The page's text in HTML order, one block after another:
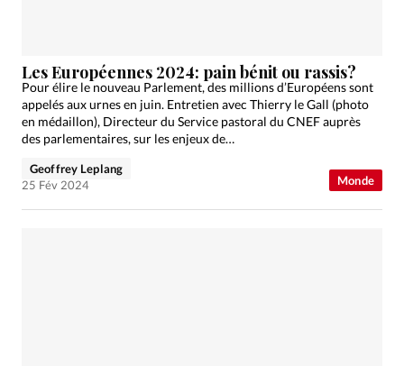
Monde
Les Européennes 2024: pain bénit ou rassis?
Pour élire le nouveau Parlement, des millions d’Européens sont
appelés aux urnes en juin. Entretien avec Thierry le Gall (photo
en médaillon), Directeur du Service pastoral du CNEF auprès
des parlementaires, sur les enjeux de…
Geoffrey Leplang
25 Fév 2024